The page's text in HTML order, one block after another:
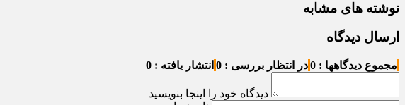
نوشته های مشابه
ارسال دیدگاه
مجموع دیدگاهها : 0 در انتظار بررسی : 0 انتشار یافته : 0
دیدگاه خود را اینجا بنویسید